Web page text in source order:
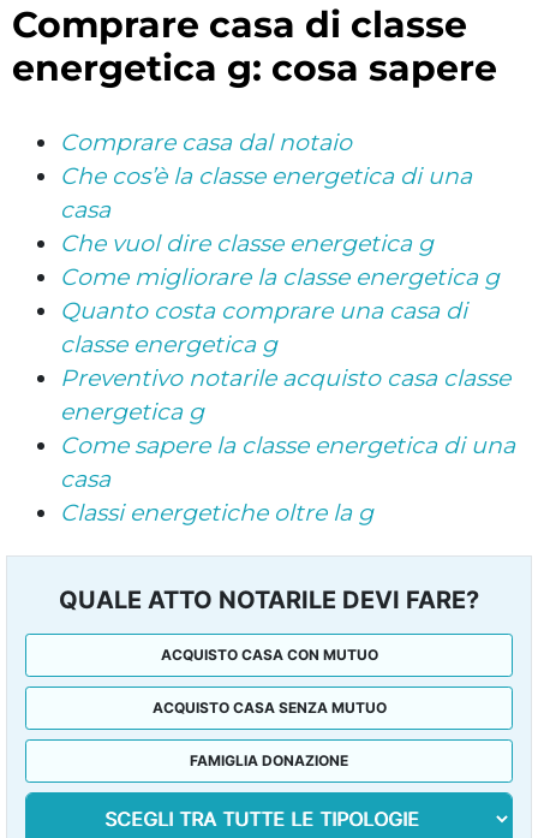
comprare casa di classe
energetica g: cosa sapere
Comprare casa dal notaio
Che cos’è la classe energetica di una
casa
Che vuol dire classe energetica g
Come migliorare la classe energetica g
Quanto costa comprare una casa di
classe energetica g
Preventivo notarile acquisto casa classe
energetica g
Come sapere la classe energetica di una
casa
Classi energetiche oltre la g
QUALE ATTO NOTARILE DEVI FARE?
ACQUISTO CASA CON MUTUO
ACQUISTO CASA SENZA MUTUO
FAMIGLIA DONAZIONE